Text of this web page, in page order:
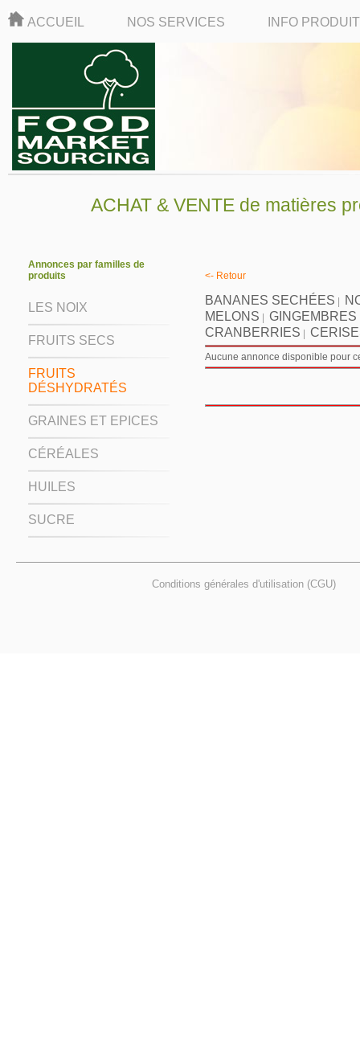
ACCUEIL NOS SERVICES INFO
ACHAT & VENTE de matières
Annonces par familles de
produits
LES NOIX
FRUITS SECS
FRUITS
DÉSHYDRATÉS
GRAINES ET EPICES
CÉRÉALES
HUILES
SUCRE
<- Retour
BANANES SECHÉES
MELONS
GINGEMBRES
CRANBERRIES
Aucune annonce disponible pour
Conditions générales d'utilisation (CGU)